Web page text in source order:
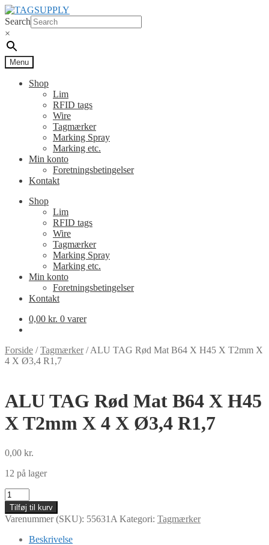
Spring
til
navigation
Spring
til
indhold
Search
×
Menu
Shop
Lim
RFID tags
Wire
Tagmærker
Marking Spray
Marking etc.
Min konto
Foretningsbetingelser
Kontakt
Shop
Lim
RFID tags
Wire
Tagmærker
Marking Spray
Marking etc.
Min konto
Foretningsbetingelser
Kontakt
0,00 kr. 0 varer
Forside /Tagmærker/ALU TAG Rød Mat B64 X H45 X T2mm X
4 X Ø3,4 R1,7
ALU TAG Rød Mat B64 X H45
X T2mm X 4 X Ø3,4 R1,7
0,00 kr.
12 på lager
ALU
TAG
Rød
Mat
B64
Tilføj til kurv
Varenummer (SKU): 55631A Kategori: Tagmærker
Beskrivelse